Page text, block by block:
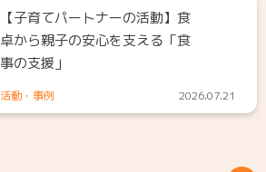
【子育てパートナーの活動】食
卓から親子の安心を支える「食
事の支援」
活動・事例 2026.07.21